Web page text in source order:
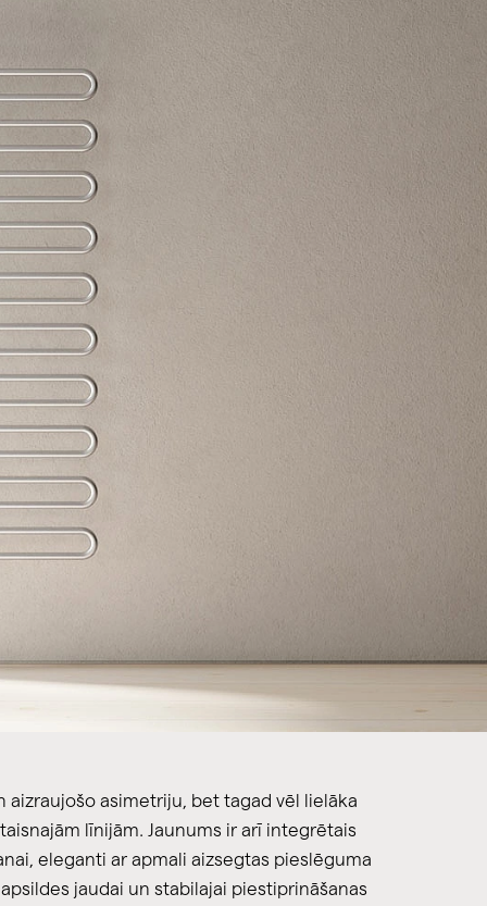
aizraujošo asimetriju, bet tagad vēl lielāka
līnijām. Jaunums ir arī integrētais
eleganti ar apmali aizsegtas pieslēguma
jaudai un stabilajai piestiprināšanas